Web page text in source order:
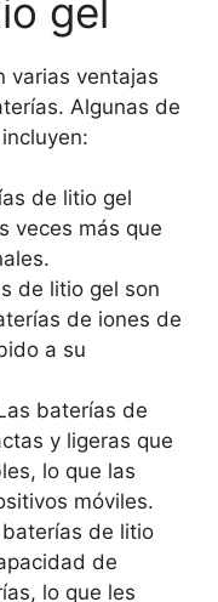
gel
varias ventajas
Algunas de
de litio gel
veces más que
de litio gel son
de iones de
a su
baterías de
y ligeras que
lo que las
móviles.
de litio
de
lo que les